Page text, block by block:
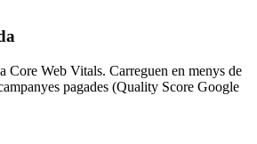
Core Web Vitals. Carreguen en menys de
pagades (Quality Score Google